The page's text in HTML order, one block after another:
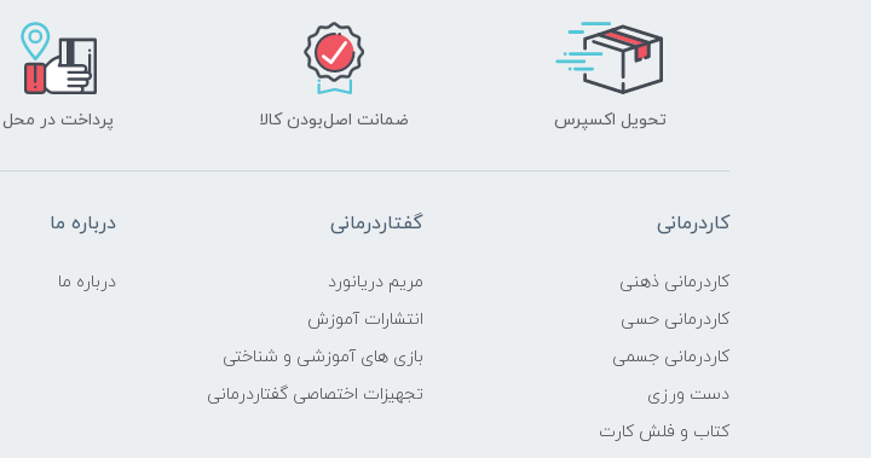
تحویل اکسپرس ضمانت اصل‌بودن کالا پرداخت در محل
کاردرمانی
کاردرمانی ذهنی
کاردرمانی حسی
کاردرمانی جسمی
دست ورزی
کتاب و فلش کارت
گفتاردرمانی
مریم دریانورد
انتشارات آموزش
بازی های آموزشی و شناختی
تجهیزات اختصاصی گفتاردرمانی
درباره ما
درباره ما